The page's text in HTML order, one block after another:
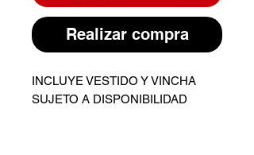
Realizar compra
INCLUYE VESTIDO Y VINCHA
SUJETO A DISPONIBILIDAD